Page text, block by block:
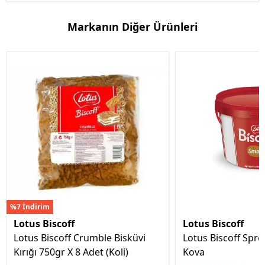
Markanın Diğer Ürünleri
%7 İndirim
Lotus Biscoff
Lotus Biscoff Crumble Bisküvi
Kırığı 750gr X 8 Adet (Koli)
Lotus Biscoff
Lotus Biscoff
Kova